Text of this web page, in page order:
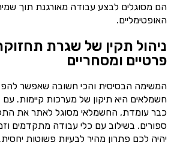
הם מסוגלים לבצע עבודה מאורגנת תוך
האופטימליים.
ניהול תקין של שגרת
פרטיים ומסחריים
המשימה הבסיסית והכי חשובה שאפשר
חשמלאים היא תיקון של מערכות קיימות.
כבר עומדת, החשמלאי מסוגל לאתר את
ספורים. בשילוב עם כלי עבודה מתקדמים
יהיה לכם פתרון מהיר לבעיות פשוטות